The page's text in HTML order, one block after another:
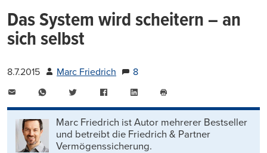
Das System wird scheitern – an
sich selbst
8.7.2015 Marc Friedrich
8
WhatsAppTwitter FacebookLinkedIn
drucken
Marc Friedrich ist Autor mehrerer Bestseller
und betreibt die Friedrich & Partner
Vermögenssicherung.